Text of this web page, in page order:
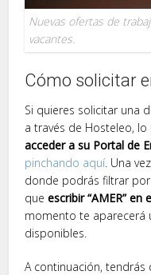
Nuevas ofertas de
vacantes.
Cómo solicitar
Si quieres solicitar una
a través de Hosteleo,
acceder a su Portal de
pinchando aquí. Una
donde podrás filtrar
que escribir “AMER”
momento te aparecerá
disponibles.
A continuación,